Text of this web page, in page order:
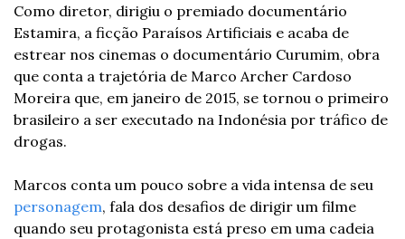
Como diretor, dirigiu o premiado documentário
Estamira, a ficção Paraísos Artificiais e acaba de
estrear nos cinemas o documentário Curumim, obra
que conta a trajetória de Marco Archer Cardoso
Moreira que, em janeiro de 2015, se tornou o primeiro
brasileiro a ser executado na Indonésia por tráfico de
drogas.
personagem, fala dos desafios de dirigir um filme
quando seu protagonista está preso em uma cadeia